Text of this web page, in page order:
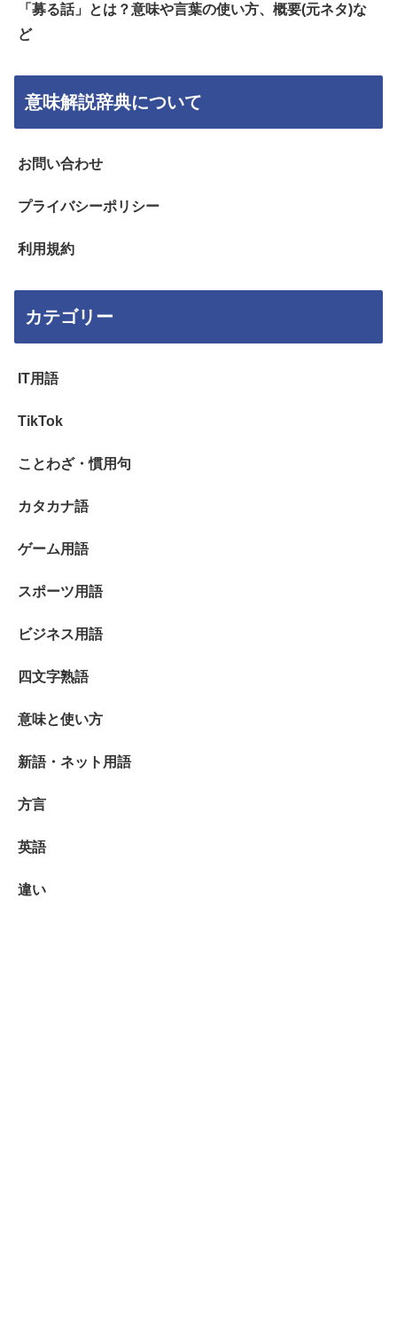
「募る話」とは？意味や言葉の使い方、概要(元ネタ)な
ど
意味解説辞典について
お問い合わせ
プライバシーポリシー
利用規約
カテゴリー
IT用語
TikTok
ことわざ・慣用句
カタカナ語
ゲーム用語
スポーツ用語
ビジネス用語
四文字熟語
意味と使い方
新語・ネット用語
方言
英語
違い